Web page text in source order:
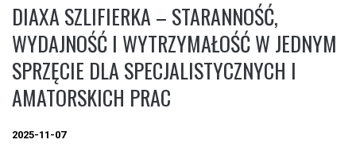
DIAXA SZLIFIERKA – STARANNOŚĆ,
WYDAJNOŚĆ I WYTRZYMAŁOŚĆ W JEDNYM
SPRZĘCIE DLA SPECJALISTYCZNYCH I
AMATORSKICH PRAC
2025-11-07